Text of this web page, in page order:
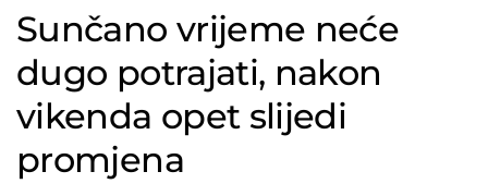
Sunčano vrijeme neće
dugo potrajati, nakon
vikenda opet slijedi
promjena